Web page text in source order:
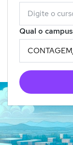
Qual o